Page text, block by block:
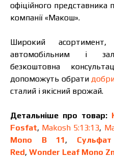
офіційного представника
компанії «Макош».
Широкий асортимент,
автомобільним і
безкоштовна
допоможуть обрати
сталий і якісний врожай.
Детальніше про товар:
Fosfat, Makosh 5:13:13,
Mono B 11,
Red, Wonder Leaf Mono